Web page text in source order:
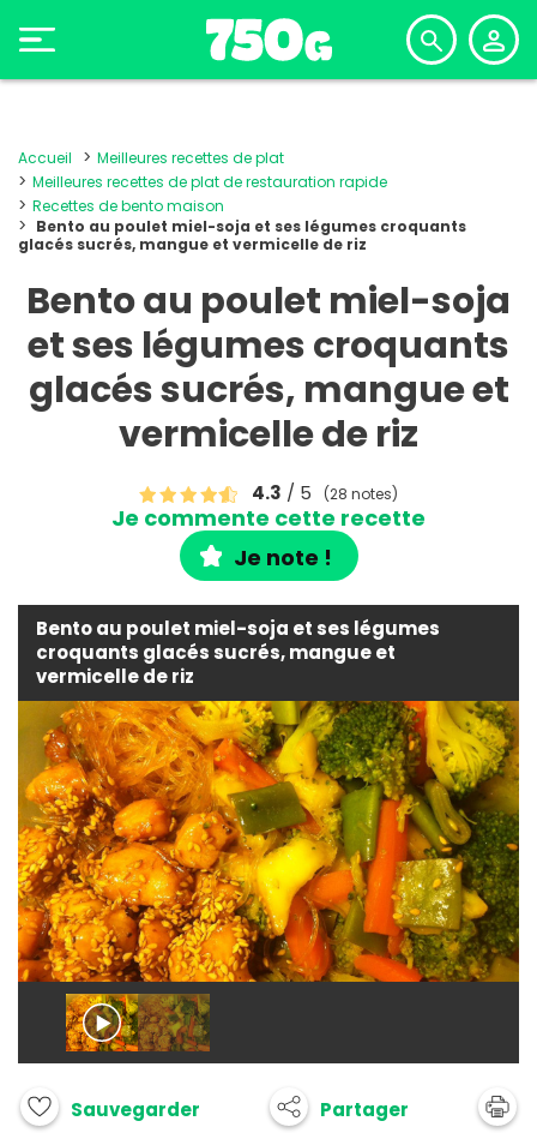
Accueil
Meilleures recettes de plat
Meilleures recettes de plat de restauration rapide
Recettes de bento maison
Bento au poulet miel-soja et ses légumes croquants
glacés sucrés, mangue et vermicelle de riz
Bento au poulet miel-soja
et ses légumes croquants
glacés sucrés, mangue et
vermicelle de riz
4.3 / 5 (28 notes)
Je commente cette recette
Je note !
Bento au poulet miel-soja et ses légumes
croquants glacés sucrés, mangue et
vermicelle de riz
Sauvegarder Partager